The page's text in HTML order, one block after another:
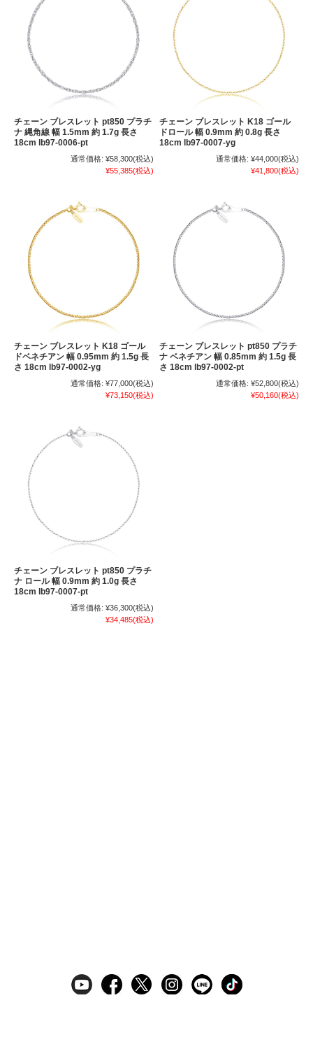
チェーン ブレスレット pt850 プラチ
ナ 縄角線 幅 1.5mm 約 1.7g 長さ
18cm lb97-0006-pt
通常価格: ¥58,300(税込)
¥55,385(税込)
チェーン ブレスレット K18 ゴール
ドロール 幅 0.9mm 約 0.8g 長さ
18cm lb97-0007-yg
通常価格: ¥44,000(税込)
¥41,800(税込)
チェーン ブレスレット K18 ゴール
ドベネチアン 幅 0.95mm 約 1.5g 長
さ 18cm lb97-0002-yg
通常価格: ¥77,000(税込)
¥73,150(税込)
チェーン ブレスレット pt850 プラチ
ナ ベネチアン 幅 0.85mm 約 1.5g 長
さ 18cm lb97-0002-pt
通常価格: ¥52,800(税込)
¥50,160(税込)
チェーン ブレスレット pt850 プラチ
ナ ロール 幅 0.9mm 約 1.0g 長さ
18cm lb97-0007-pt
通常価格: ¥36,300(税込)
¥34,485(税込)